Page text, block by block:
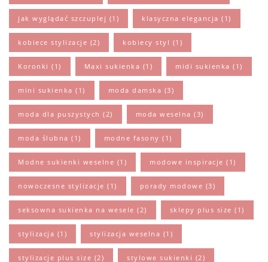
jak wyglądać szczuplej (1) klasyczna elegancja (1)
kobiece stylizacje (2) kobiecy styl (1)
Koronki (1) Maxi sukienka (1) midi sukienka (1)
mini sukienka (1) moda damska (3)
moda dla puszystych (2) moda weselna (3)
moda ślubna (1) modne fasony (1)
Modne sukienki weselne (1) modowe inspiracje (1)
nowoczesne stylizacje (1) porady modowe (3)
seksowna sukienka na wesele (2) sklepy plus size (1)
stylizacja (1) stylizacja weselna (1)
stylizacje plus size (2) stylowe sukienki (2)